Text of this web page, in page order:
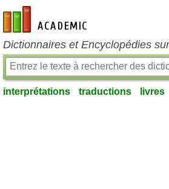
fr-academic.com
Dictionnaires et Encyclopédies
interprétations traductions livres